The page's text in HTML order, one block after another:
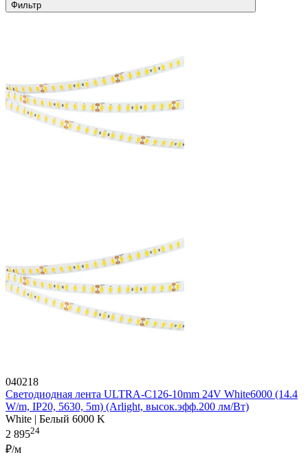
Фильтр
040218
Светодиодная лента ULTRA-C126-10mm 24V White6000 (14.4
W/m, IP20, 5630, 5m) (Arlight, высок.эфф.200 лм/Вт)
White | Белый 6000 K
2 89524
₽/м